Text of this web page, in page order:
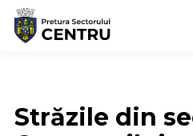
Străzile din